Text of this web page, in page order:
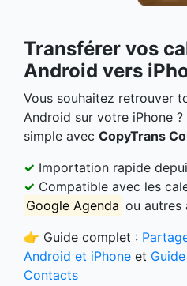
Transférer vos
Android vers
Vous souhaitez retrouver
Android sur votre iPhone
simple avec CopyTrans
✓ Importation rapide
✓ Compatible avec les
Google Agenda ou autres
👉 Guide complet :
Android et iPhone et
Contacts